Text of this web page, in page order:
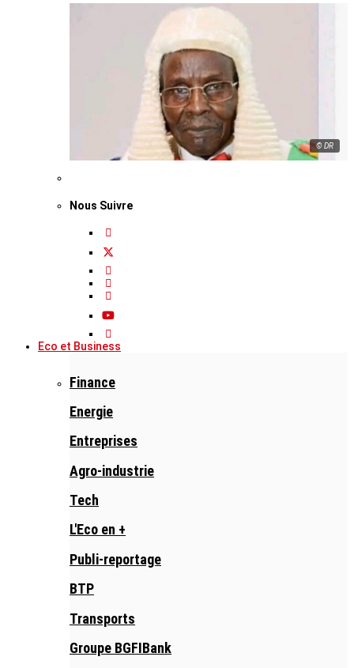
© DR
Nous Suivre
Eco et Business
Finance
Energie
Entreprises
Agro-industrie
Tech
L'Eco en +
Publi-reportage
BTP
Transports
Groupe BGFIBank